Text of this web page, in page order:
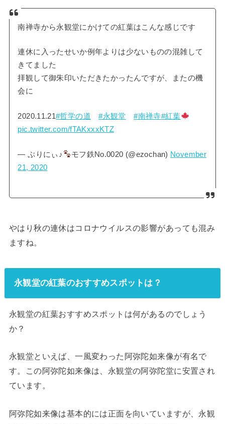
南禅寺から永観堂にかけての紅葉はこんな感じです
連休に入ったせいか例年よりは少ないものの混雑して
きてました
拝観して御朱印いただきたかったんですが、またの機
会に
2020.11.21#哲学の道 #永観堂 #南禅寺#紅葉
pic.twitter.com/fTAKxxxKTZ
— ぷりにぃ♪ モフ鉄No.0020 (@ezochan) November
21, 2020
やはり秋の連休はコロナウイルスの影響があっても混み
ますね。
永観堂の紅葉のおすすめスポットは？
永観堂の紅葉おすすめスポットは何があるのでしょう
か？
永観堂といえば、一風変わった阿弥陀如来像が有名で
す。この阿弥陀如来像は、永観堂の阿弥陀堂に安置され
ています。
阿弥陀如来像は基本的には正面を向いていますが、永観